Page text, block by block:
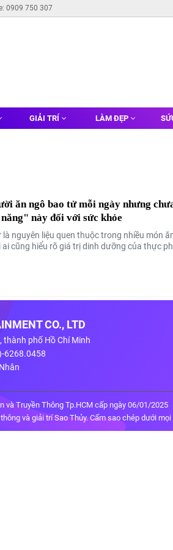
0909 750 307
GIẢI TRÍ LÀM ĐẸP
ăn ngô bao tử mỗi ngày nhưng
này đối với sức khỏe
là nguyên liệu quen thuộc trong nhiều món
ai cũng hiểu rõ giá trị dinh dưỡng của thực
CO., LTD
thành phố Hồ Chí Minh
6268.0458
và Truyền Thông Tp.HCM cấp ngày 06/01/2025
và giải trí Sao Thủy. Cấm sao chép dưới